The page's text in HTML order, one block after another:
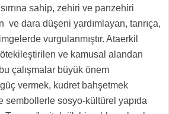
sahip, zehiri ve panzehiri
ve dara düşeni yardımlayan, tanrıça,
vurgulanmıştır. Ataerkil
ve kamusal alandan
çalışmalar büyük önem
güç vermek, kudret bahşetmek
sembollerle sosyo-kültürel yapıda